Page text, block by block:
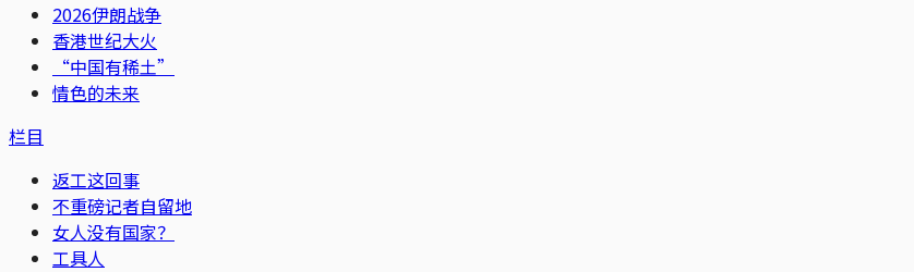
2026伊朗战争
香港世纪大火
“中国有稀土”
情色的未来
栏目
返工这回事
不重磅记者自留地
女人没有国家？
工具人